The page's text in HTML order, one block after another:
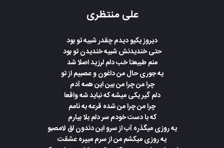
علی منتظری
دیروز یکیو دیدم چقدر شبیه تو بود
حتی خندیدنش شبیه خندیدن تو بود
منم طبیعتا خب دلم لرزید اصلا شد
یه جوری حال من داغون و عصبیم از تو
چرا من چرا من بین این همه آدم
دلم گیر یکی میشه که نباید شه واقعا
چرا من چرا من شده قرعه به نامم
که با دست خودم سر دلم بلا بیارم
یه روزی میگذره آب از سرو این دندون لق لامصبو
یه روزی میکشم من از سرم میپره عشقت